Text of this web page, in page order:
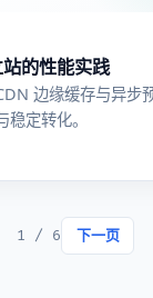
的性能实践
边缘缓存与异步
定转化。
1 / 6 下一页